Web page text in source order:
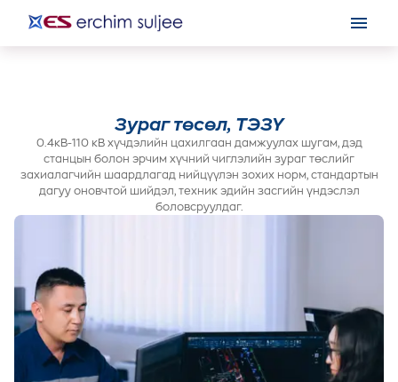
Зураг төсөл, ТЭЗҮ
0.4кВ-110 кВ хүчдэлийн цахилгаан дамжуулах шугам, дэд
станцын болон эрчим хүчний чиглэлийн зураг төслийг
захиалагчийн шаардлагад нийцүүлэн зохих норм, стандартын
дагуу оновчтой шийдэл, техник эдийн засгийн үндэслэл
боловсруулдаг.